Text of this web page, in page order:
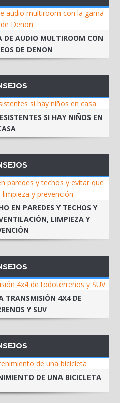
DE AUDIO MULTIROOM CON
DE DENON
SI HAY NIÑOS EN
EN PAREDES Y TECHOS Y
LIMPIEZA Y
TRANSMISIÓN 4X4 DE
Y SUV
DE UNA BICICLETA